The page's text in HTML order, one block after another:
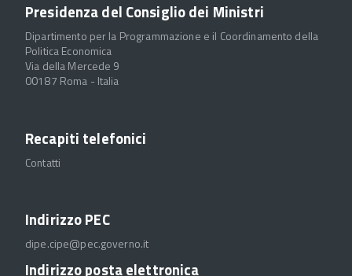
Presidenza del Consiglio dei Ministri
Dipartimento per la Programmazione e il Coordinamento della
Politica Economica
Via della Mercede 9
00187 Roma - Italia
Recapiti telefonici
Contatti
Indirizzo PEC
dipe.cipe@pec.governo.it
Indirizzo posta elettronica